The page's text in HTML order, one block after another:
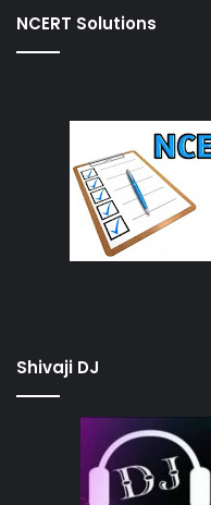
NCERT Solutions
Shivaji DJ